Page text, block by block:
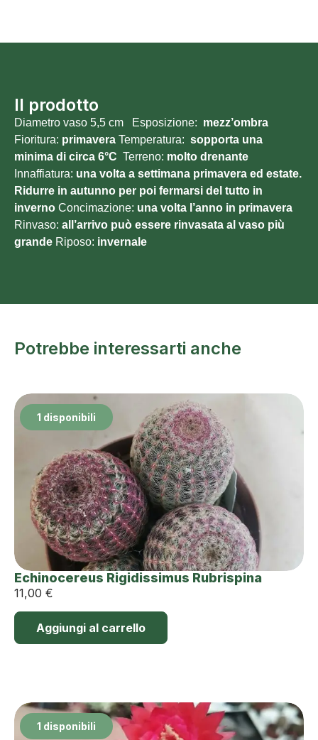
Il prodotto
Diametro vaso 5,5 cm Esposizione: mezz’ombra
Fioritura: primavera Temperatura: sopporta una
minima di circa 6°C Terreno: molto drenante
Innaffiatura: una volta a settimana primavera ed estate.
Ridurre in autunno per poi fermarsi del tutto in
inverno Concimazione: una volta l’anno in primavera
Rinvaso: all’arrivo può essere rinvasata al vaso più
grande Riposo: invernale
Potrebbe interessarti anche
1 disponibili
Echinocereus Rigidissimus Rubrispina
11,00 €
Aggiungi al carrello
1 disponibili